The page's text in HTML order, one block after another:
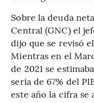
Sobre la deuda
Central (GNC) el
dijo que se revisó
Mientras en el
de 2021 se
sería de 67% del
este año la cifra se